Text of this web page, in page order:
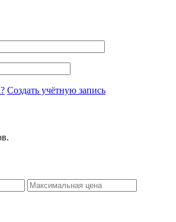
Создать учётную запись